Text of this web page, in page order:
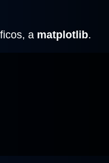
a matplotlib.